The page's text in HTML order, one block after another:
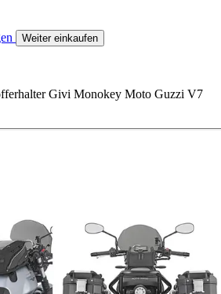
Weiter einkaufen
Givi Monokey Moto Guzzi V7